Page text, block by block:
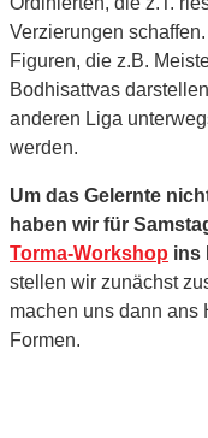
Verzierungen
Figuren, die z.B.
Bodhisattvas
anderen Liga
werden.
Um das Gelernte
haben wir für
Torma-Workshop ins
stellen wir zunächst
machen uns dann ans
Formen.